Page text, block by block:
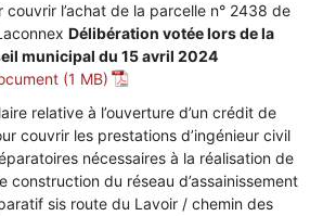
couvrir l’achat de la parcelle n° 2438 de
Délibération votée lors de la
municipal du 15 avril 2024
relative à l’ouverture d’un crédit de
couvrir les prestations d’ingénieur civil
nécessaires à la réalisation de
construction du réseau d’assainissement
sis route du Lavoir / chemin des